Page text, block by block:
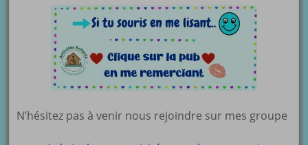
N’hésitez pas à venir nous rejoindre sur mes groupe